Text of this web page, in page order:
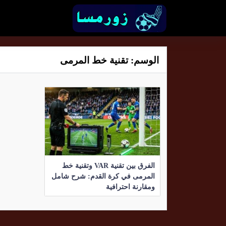
الوسم:تقنية خط المرمى
الفرق بين تقنية VAR وتقنية خط
المرمى في كرة القدم: شرح شامل
ومقارنة احترافية